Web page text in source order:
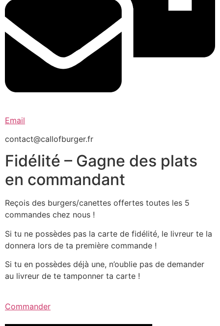
Email
contact@callofburger.fr
Fidélité – Gagne des plats
en commandant
Reçois des burgers/canettes offertes toutes les 5
commandes chez nous !
Si tu ne possèdes pas la carte de fidélité, le livreur te la
donnera lors de ta première commande !
Si tu en possèdes déjà une, n’oublie pas de demander
au livreur de te tamponner ta carte !
Commander